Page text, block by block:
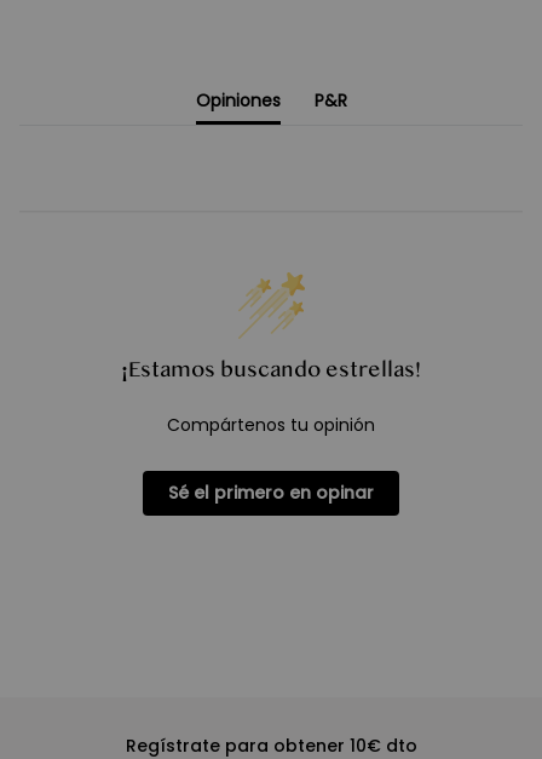
Opiniones P&R
¡Estamos buscando estrellas!
Compártenos tu opinión
Sé el primero en opinar
Regístrate para obtener 10€ dto